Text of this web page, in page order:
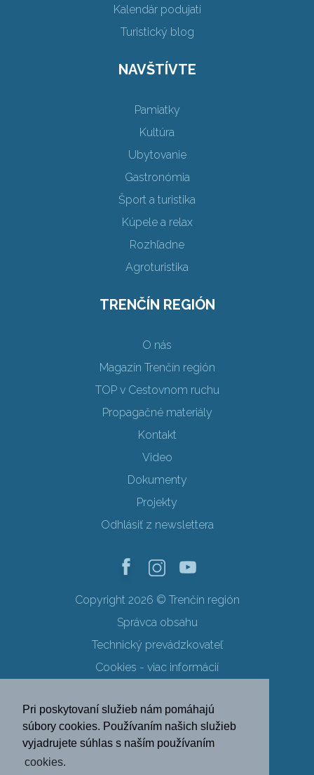
Pri poskytovaní služieb nám pomáhajú
súbory cookies. Používaním našich služieb
vyjadrujete súhlas s naším používaním
cookies.
Kalendár podujatí
Turistický blog
NAVŠTÍVTE
Pamiatky
Kultúra
Ubytovanie
Gastronómia
Šport a turistika
Kúpele a relax
Rozhľadne
Agroturistika
TRENČÍN REGIÓN
O nás
Magazín Trenčín región
TOP v Cestovnom ruchu
Propagačné materiály
Kontakt
Video
Dokumenty
Projekty
Odhlásiť z newslettera
Copyright 2026 © Trenčín región
Správca obsahu
Technický prevádzkovateľ
Cookies - viac informácií
Ochrana osobných údajov
SK EN DE
PL